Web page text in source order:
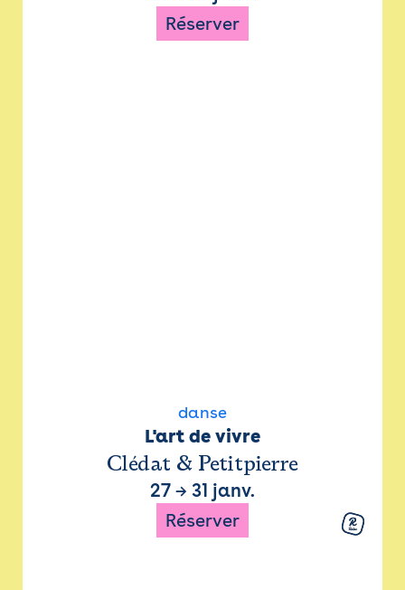
Réserver
danse
L'art de vivre
Clédat & Petitpierre
27 → 31 janv.
Réserver